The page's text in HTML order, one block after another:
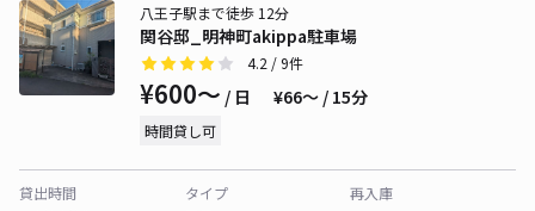
関谷邸_明神町akippa駐車場
八王子駅まで徒歩 12分
4.2 / 9件
¥600〜 / 日 ¥66〜 / 15分
時間貸し可
貸出時間
タイプ
再入庫